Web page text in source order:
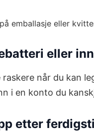
emballasje eller
eller
når du kan
i en konto du
etter